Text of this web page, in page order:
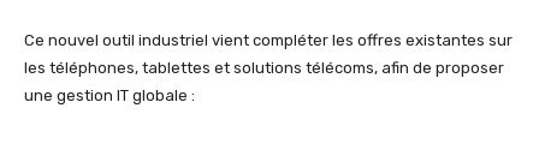
Ce nouvel outil industriel vient compléter les offres existantes sur
les téléphones, tablettes et solutions télécoms, afin de proposer
une gestion IT globale :